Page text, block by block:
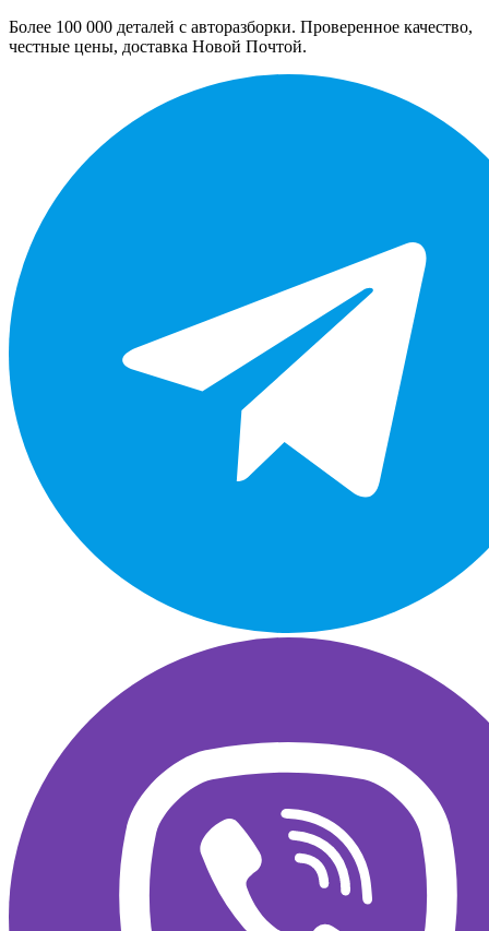
Более 100 000 деталей с авторазборки. Проверенное качество,
честные цены, доставка Новой Почтой.